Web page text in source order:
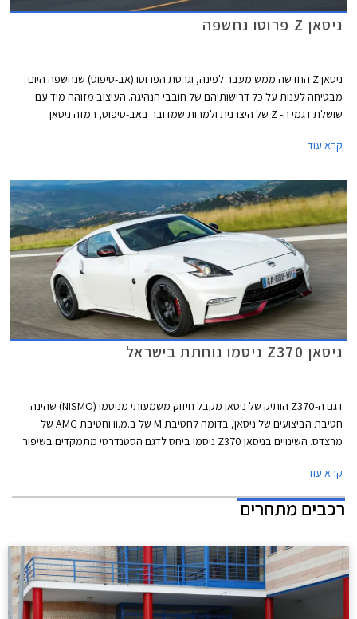
ניסאן Z פרוטו נחשפה
ניסאן Z החדשה ממש מעבר לפינה, וגרסת הפרוטו (אב-טיפוס) שנחשפה היום
מבטיחה לענות על כל דרישותיהם של חובבי הנהיגה. העיצוב מזוהה מיד עם
שושלת דגמי ה- Z של היצרנית ולמרות שמדובר באב-טיפוס, רמזה ניסאן
קרא עוד
ניסאן Z370 ניסמו נוחתת בישראל
דגם ה-Z370 הותיק של ניסאן מקבל חיזוק משמעותי מניסמו (NISMO) שהינה
חטיבת הביצועים של ניסאן, בדומה לחטיבת M של ב.מ.וו וחטיבת AMG של
מרצדס. השינויים בניסאן Z370 ניסמו ביחס לדגם הסטנדרטי מתמקדים בשיפור
GT-R ניסמו.
קרא עוד
רכבים מתחרים